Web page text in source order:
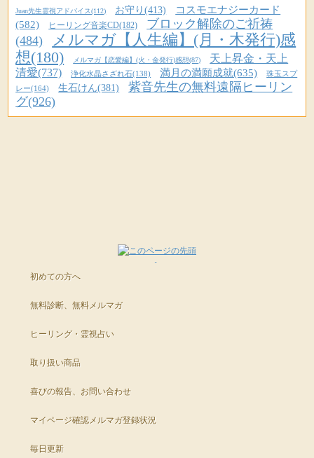
ご祈祷いただくため、お申し込み人数に限りがあります。
▼【本日28日(金)23時〆切】ブロック解除のご祈祷
PC・スマホ :
http://star-mall.net/shizuku/item/gokito/
携帯版 :http://star-mall.net/shizuku/keitai/gokito/
※メルマガ読者さま限定３０名
▼Ｍ先生のコズミックウェーブバングル「ラブリー」
http://www.star-mall.net/shizuku/item/bangle_love/
携帯版 :http://www.star-mall.net/shizuku/keitai/bangle_love/
※ページの最後の方には、写真ギャラリーがあります。
キラキラの輝きが素敵ですので、ぜひ見てくださいね☆
すっかりクリスマス気分。
星のしずくには、クリスマスを前にして
一人で過ごすのかなぁ・・
そして
今月も、紫音先生にはスムーズに願いを叶えるために
さまざまなブロック解除のご祈祷をいただけます。＼(＾o＾)／
願いを書き出したり、祈ったり、
日ごろから、事務局にもたくさんのお問い合わせをいただいております。
そういったこともあり、３０名様までの限定となっております。
新月の無料遠隔ヒーリングや、満月の満願成就ご祈祷など
・あと１歩のところで願いが成就しない
応援しております。(*´▽｀*)ﾉ
▼Ｍ先生の最新のバングルはこちら、恋愛バングル「ラブリー」
PC・スマホ :
http://www.star-mall.net/shizuku/item/bangle_love/
携帯版 :http://www.star-mall.net/shizuku/keitai/bangle_love/
▼Ｍ先生のコズミックウェーブバングル
URLをコピペしてシェアもできます。
かなってほしい重要なお願い事です。
人間関係のお守りも最適なのがありましたら
教えて頂けたらとてもありがたいです。
お忙しいところお手数おかけして大変申し訳ありませんが
お時間があるときにでもお答えちょうだいできたら
また、無料遠隔ヒーリングにもご参加くださったとのこと。
職場の上司の方に想いを寄せておられるのですね。
Kaoru先生の天上清愛パワーストーンは
恋愛だけでなく、人間関係全般にパワーを発揮してくれる
コミュニケーションもサポートしてくれますよ。
Juan先生霊視アドバイス(112) お守り(413)
コスモエナジーカード
(582)
ヒーリング音楽CD(182)
ブロック解除のご祈祷
(484)
メルマガ【人生編】(月・木発行)感
想(180)
メルマガ【恋愛編】(火・金発行)感想(87)
天上昇金・天上
清愛(737)
浄化水晶さざれ石(138) 満月の満願成就(635)
珠玉スプ
レー(164)
生石けん(381)
紫音先生の無料遠隔ヒーリン
グ(926)
初めての方へ
無料診断、無料メルマガ
ヒーリング・霊視占い
取り扱い商品
喜びの報告、お問い合わせ
マイページ確認メルマガ登録状況
毎日更新